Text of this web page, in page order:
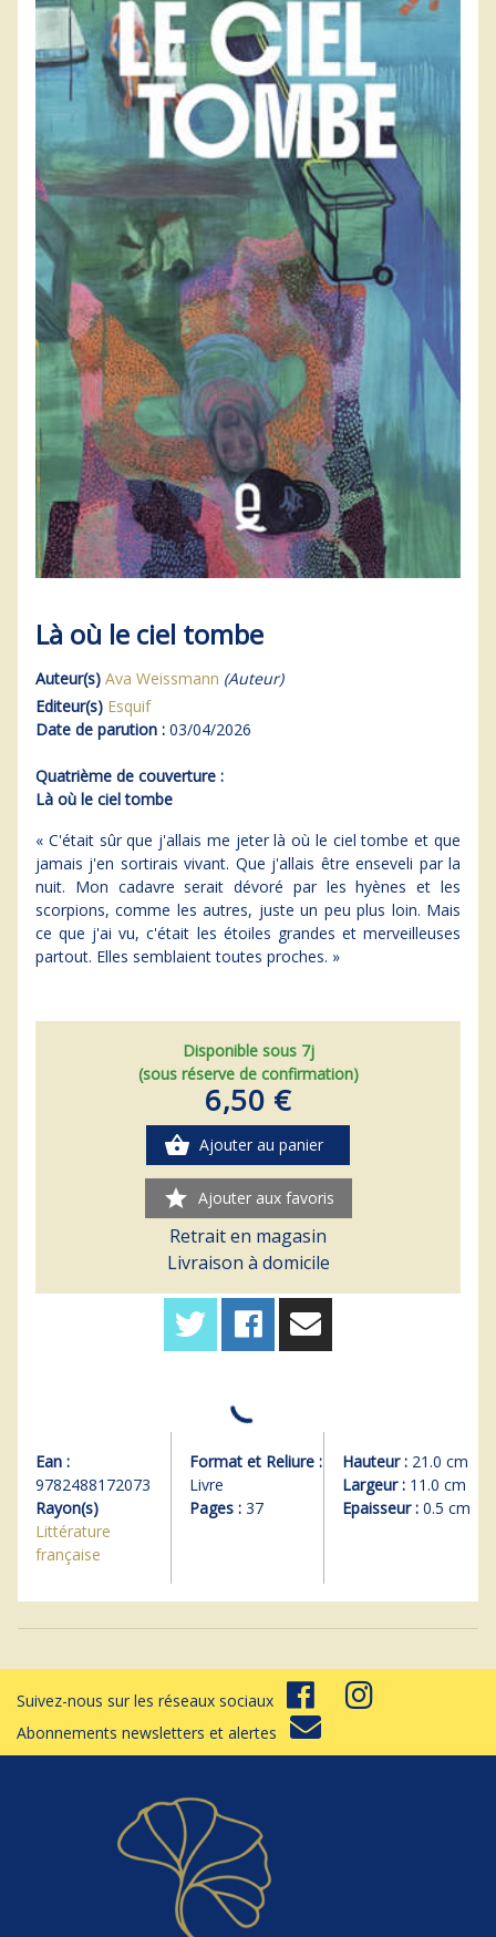
Là où le ciel tombe
Auteur(s) Ava Weissmann (Auteur)
Editeur(s) Esquif
Date de parution : 03/04/2026
Quatrième de couverture :
Là où le ciel tombe
« C'était sûr que j'allais me jeter là où le ciel tombe et que
jamais j'en sortirais vivant. Que j'allais être enseveli par la
nuit. Mon cadavre serait dévoré par les hyènes et les
scorpions, comme les autres, juste un peu plus loin. Mais
ce que j'ai vu, c'était les étoiles grandes et merveilleuses
partout. Elles semblaient toutes proches. »
Disponible sous 7j
(sous réserve de confirmation)
6,50 €
shopping_basket Ajouter au panier
star Ajouter aux favoris
Retrait en magasin
Livraison à domicile
Ean :
9782488172073
Rayon(s)
Littérature
française
Format et Reliure :
Livre
Pages :37
Hauteur : 21.0 cm
Largeur : 11.0 cm
Epaisseur : 0.5 cm
Suivez-nous sur les réseaux sociaux
Abonnements newsletters et alertes